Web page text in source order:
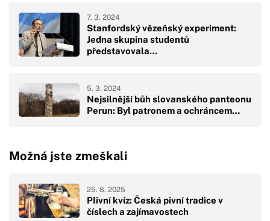
Stanfordský vězeňský experiment:
Jedna skupina studentů
představovala…
7. 3. 2024
Nejsilnější bůh slovanského panteonu
Perun: Byl patronem a ochráncem…
5. 3. 2024
Možná jste zmeškali
PIivní kvíz: Česká pivní tradice v
číslech a zajímavostech
25. 8. 2025